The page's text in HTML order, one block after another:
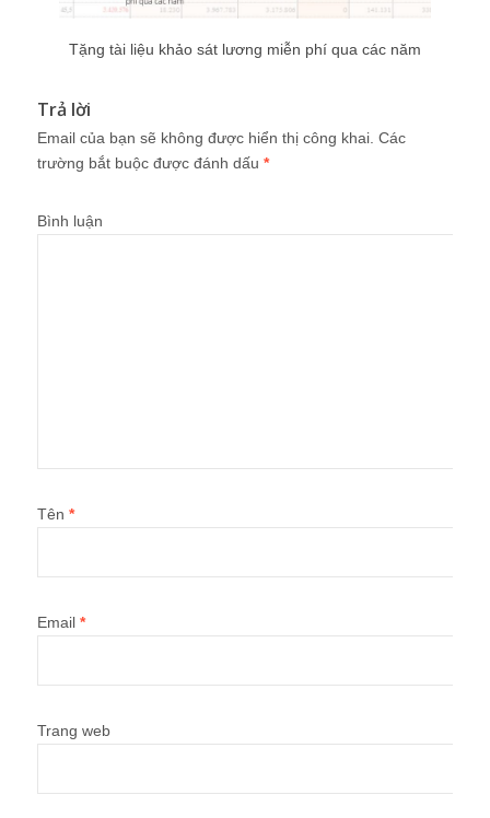
Tặng tài liệu khảo sát lương miễn phí qua các năm
Trả lời
Email của bạn sẽ không được hiển thị công khai. Các
trường bắt buộc được đánh dấu *
Bình luận
Tên *
Email *
Trang web